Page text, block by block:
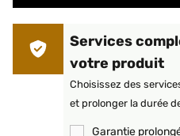
Services
votre produit
Choisissez des
et prolonger la durée
Garantie